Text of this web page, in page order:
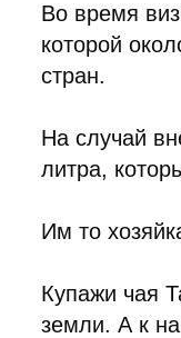
Во время
которой
стран.
На случай
литра,
Им то
Купажи чая
земли. А к